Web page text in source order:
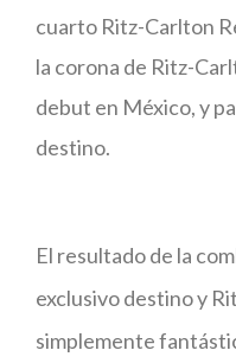
cuarto Ritz-Carlton
la corona de Ritz-
debut en México, y
destino.
El resultado de la
exclusivo destino y
simplemente